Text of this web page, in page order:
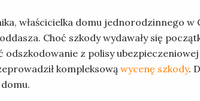
właścicielka domu jednorodzinnego
Choć szkody wydawały się
odszkodowanie z polisy
kompleksową wycenę szkody.